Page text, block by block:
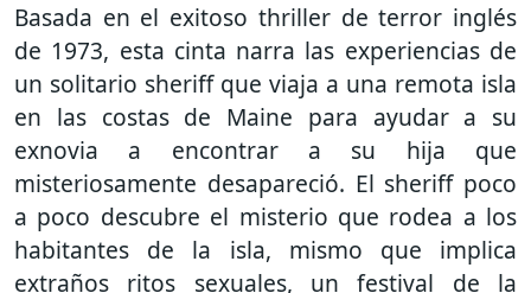
Basada en el exitoso thriller de terror inglés
de 1973, esta cinta narra las experiencias de
un solitario sheriff que viaja a una remota isla
en las costas de Maine para ayudar a su
exnovia a encontrar a su hija que
misteriosamente desapareció. El sheriff poco
a poco descubre el misterio que rodea a los
habitantes de la isla, mismo que implica
extraños ritos sexuales, un festival de la